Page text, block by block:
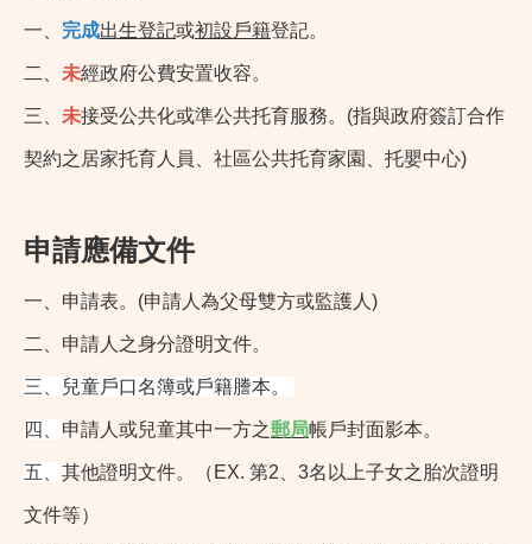
一、 完成出生登記或初設戶籍登記。
二、 未經政府公費安置收容。
三、 未接受公共化或準公共托育服務。(指與政府簽訂合作
契約之居家托育人員、社區公共托育家園、托嬰中心)
申請應備文件
一、申請表。(申請人為父母雙方或監護人)
二、申請人之身分證明文件。
三、 兒童戶口名簿或戶籍謄本。
四、 申請人或兒童其中一方之郵局帳戶封面影本。
五、 其他證明文件。（EX. 第2、3名以上子女之胎次證明
文件等）